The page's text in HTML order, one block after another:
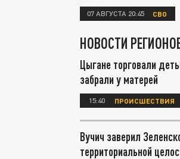
07 АВГУСТА 20:45 СВО
НОВОСТИ
Цыгане торговали
забрали у матерей
15:40 ПРОИСШЕСТВИЯ
Вучич заверил
территориальной